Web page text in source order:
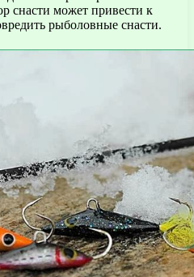
снасти может привести к
рыболовные снасти.